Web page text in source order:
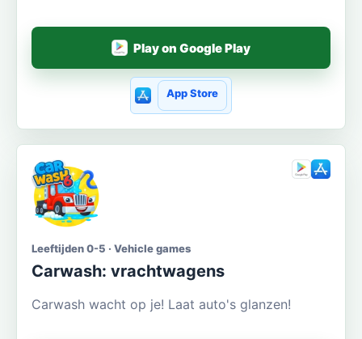
Play on Google Play
App Store
Leeftijden 0-5 · Vehicle games
Carwash: vrachtwagens
Carwash wacht op je! Laat auto's glanzen!